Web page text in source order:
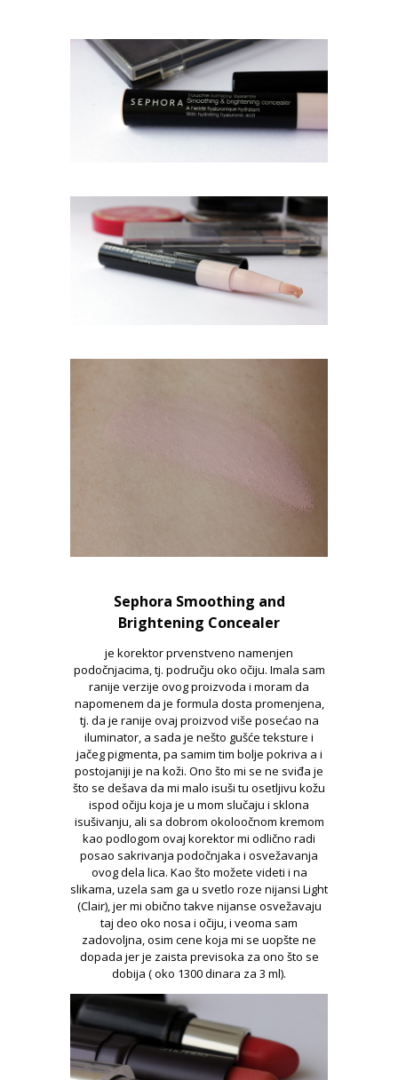
Sephora Smoothing and
Brightening Concealer
je korektor prvenstveno namenjen
podočnjacima, tj. području oko očiju. Imala sam
ranije verzije ovog proizvoda i moram da
napomenem da je formula dosta promenjena,
tj. da je ranije ovaj proizvod više posećao na
iluminator, a sada je nešto gušće teksture i
jačeg pigmenta, pa samim tim bolje pokriva a i
postojaniji je na koži. Ono što mi se ne sviđa je
što se dešava da mi malo isuši tu osetljivu kožu
ispod očiju koja je u mom slučaju i sklona
isušivanju, ali sa dobrom okoloočnom kremom
kao podlogom ovaj korektor mi odlično radi
posao sakrivanja podočnjaka i osvežavanja
ovog dela lica. Kao što možete videti i na
slikama, uzela sam ga u svetlo roze nijansi Light
(Clair), jer mi obično takve nijanse osvežavaju
taj deo oko nosa i očiju, i veoma sam
zadovoljna, osim cene koja mi se uopšte ne
dopada jer je zaista previsoka za ono što se
dobija ( oko 1300 dinara za 3 ml).